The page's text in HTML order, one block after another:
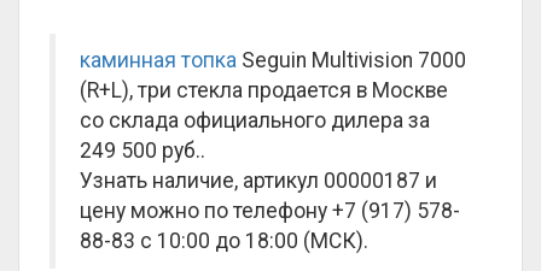
каминная топка Seguin Multivision 7000
(R+L), три стекла продается в Москве
со склада официального дилера за
249 500 руб..
Узнать наличие, артикул 00000187 и
цену можно по телефону +7 (917) 578-
88-83 с 10:00 до 18:00 (МСК).